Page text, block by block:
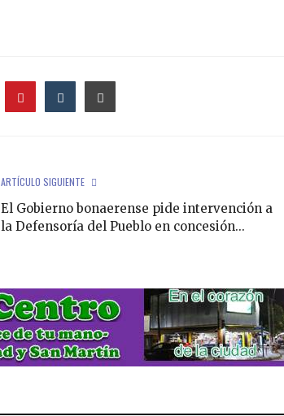
ARTÍCULO SIGUIENTE
El Gobierno bonaerense pide intervención a
la Defensoría del Pueblo en concesión...